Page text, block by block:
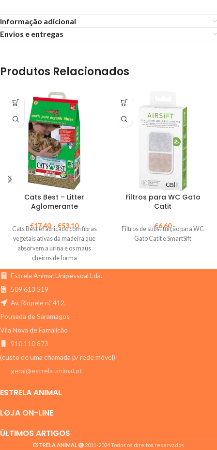
Informação adicional
Envios e entregas
Produtos Relacionados
Cats Best – Litter
Aglomerante
€17,40–€53,10
Cats Best é fabricado com fibras
vegetais ativas da madeira que
absorvem a urina e os maus
cheiros de forma
Filtros para WC Gato
Catit
€6,60
Filtros de substituição para WC
Gato Catit e SmartSift
Estrela Animal Unipessoal Lda.
509 613 519
Av. Riopele n.º 412,
Pousada de Saramagos
Vila Nova de Famalicão
910 110 873
(custo de uma chamada p/ rede móvel)
geral@estrela-animal.pt
ESTRELA ANIMAL
LOJA ON-LINE
ÚLTIMOS ARTIGOS
ESTRELA ANIMAL 2011-2024 Todos os direitos reservados